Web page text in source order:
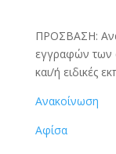
ΠΡΟΣΒΑΣΗ:
εγγραφών των
και/ή ειδικές
Ανακοίνωση
Αφίσα